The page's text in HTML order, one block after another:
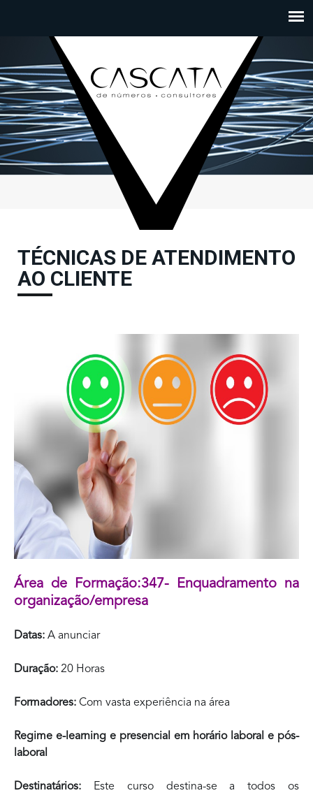
TÉCNICAS DE ATENDIMENTO
AO CLIENTE
Área de Formação:347- Enquadramento na
organização/empresa
Datas: A anunciar
Duração: 20 Horas
Formadores: Com vasta experiência na área
Regime e-learning e presencial em horário laboral e pós-
laboral
Destinatários: Este curso destina-se a todos os